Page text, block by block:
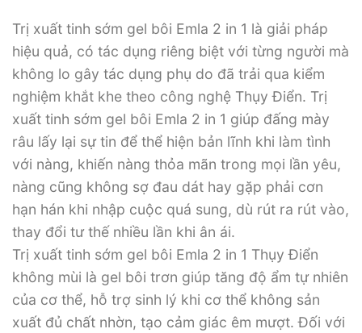
Trị xuất tinh sớm gel bôi Emla 2 in 1 là giải pháp
hiệu quả, có tác dụng riêng biệt với từng người mà
không lo gây tác dụng phụ do đã trải qua kiểm
nghiệm khắt khe theo công nghệ Thụy Điển. Trị
xuất tinh sớm gel bôi Emla 2 in 1 giúp đấng mày
râu lấy lại sự tin để thể hiện bản lĩnh khi làm tình
với nàng, khiến nàng thỏa mãn trong mọi lần yêu,
nàng cũng không sợ đau dát hay gặp phải cơn
hạn hán khi nhập cuộc quá sung, dù rút ra rút vào,
thay đổi tư thế nhiều lần khi ân ái.
Trị xuất tinh sớm gel bôi Emla 2 in 1 Thụy Điển
không mùi là gel bôi trơn giúp tăng độ ẩm tự nhiên
của cơ thể, hỗ trợ sinh lý khi cơ thể không sản
xuất đủ chất nhờn, tạo cảm giác êm mượt. Đối với